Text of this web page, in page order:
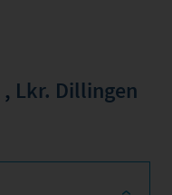
, Lkr. Dillingen